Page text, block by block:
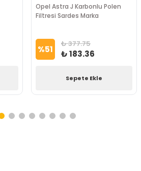
Opel Astra J Karbonlu Polen
Filtresi Sardes Marka
%51 ₺ 377.75
₺ 183.36
Sepete Ekle